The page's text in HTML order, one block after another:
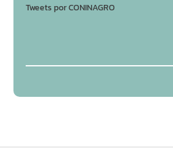
Tweets por CONINAGRO